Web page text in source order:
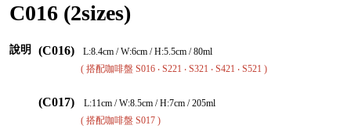
C016 (2sizes)
說明 (C016)
L:8.4cm / W:6cm / H:5.5cm / 80ml
( 搭配咖啡盤 S016 ‧ S221 ‧ S321 ‧ S421 ‧ S521 )
(C017)
L:11cm / W:8.5cm / H:7cm / 205ml
( 搭配咖啡盤 S017 )